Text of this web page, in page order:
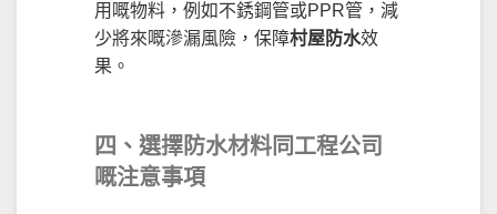
用嘅物料，例如不銹鋼管或PPR管，減
少將來嘅滲漏風險，保障村屋防水效
果。
四、選擇防水材料同工程公司
嘅注意事項